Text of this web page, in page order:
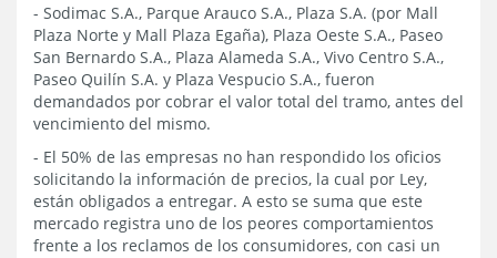
- Sodimac S.A., Parque Arauco S.A., Plaza S.A. (por Mall
Plaza Norte y Mall Plaza Egaña), Plaza Oeste S.A., Paseo
San Bernardo S.A., Plaza Alameda S.A., Vivo Centro S.A.,
Paseo Quilín S.A. y Plaza Vespucio S.A., fueron
demandados por cobrar el valor total del tramo, antes del
vencimiento del mismo.
- El 50% de las empresas no han respondido los oficios
solicitando la información de precios, la cual por Ley,
están obligados a entregar. A esto se suma que este
mercado registra uno de los peores comportamientos
frente a los reclamos de los consumidores, con casi un